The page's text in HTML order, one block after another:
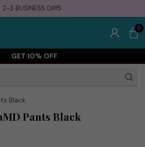
2-3 BUSINESS DAYS
0
GET 10% OFF
Black
Pants Black